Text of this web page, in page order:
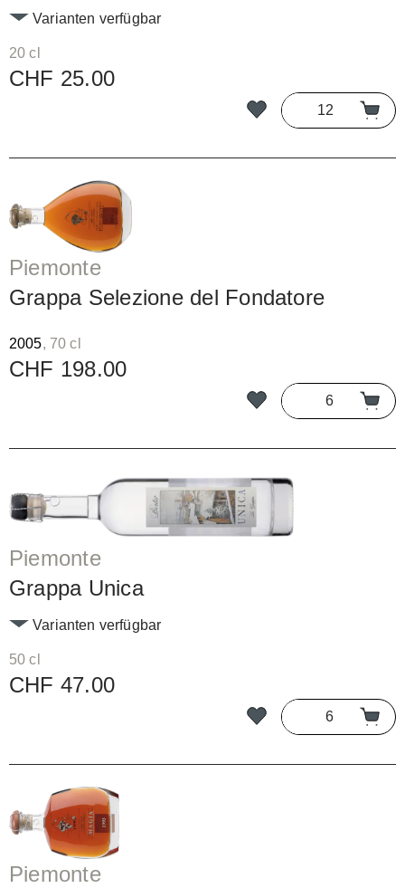
20 cl
Varianten verfügbar
CHF 25.00
Piemonte
Grappa Selezione del Fondatore
2005, 70 cl
CHF 198.00
Piemonte
Grappa Unica
50 cl
Varianten verfügbar
CHF 47.00
Piemonte